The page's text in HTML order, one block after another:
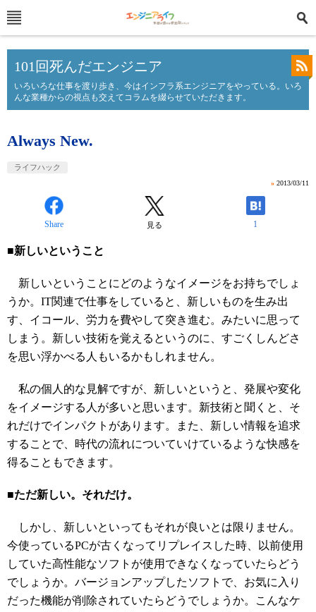
101回死んだエンジニア
いろいろな仕事を渡り歩き、今はインフラ系エンジニアをやっている。いろ
んな業種からの視点も交えてコラムを綴らせていただきます。
Always New.
ライフハック
» 2013/03/11
Share 見る 1
■新しいということ
新しいということにどのようなイメージをお持ちでしょ
うか。IT関連で仕事をしていると、新しいものを生み出
す、イコール、労力を費やして突き進む。みたいに思って
しまう。新しい技術を覚えるというのに、すごくしんどさ
を思い浮かべる人もいるかもしれません。
私の個人的な見解ですが、新しいというと、発展や変化
をイメージする人が多いと思います。新技術と聞くと、そ
れだけでインパクトがあります。また、新しい情報を追求
することで、時代の流れについていけているような快感を
得ることもできます。
■ただ新しい。それだけ。
しかし、新しいといってもそれが良いとは限りません。
今使っているPCが古くなってリプレイスした時、以前使用
していた高性能なソフトが使用できなくなっていたらどう
でしょうか。バージョンアップしたソフトで、お気に入り
だった機能が削除されていたらどうでしょうか。こんなケ